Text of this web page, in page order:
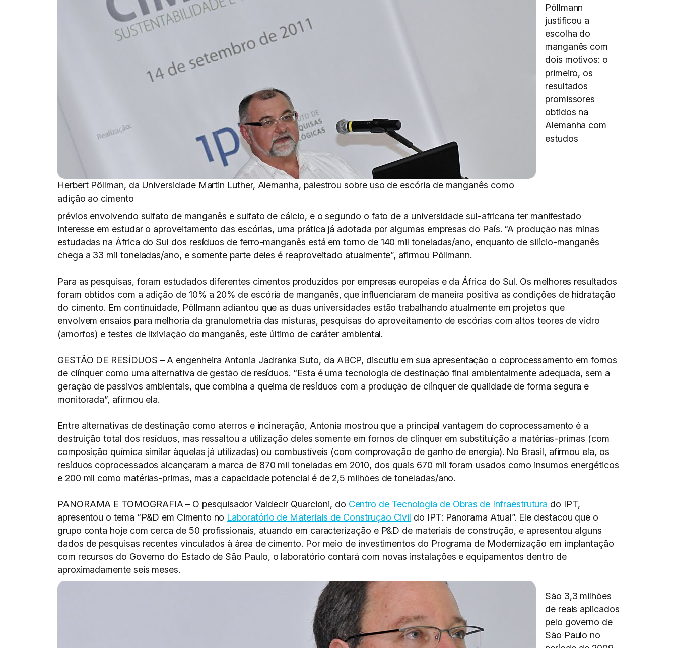
Herbert Pöllman, da Universidade Martin Luther, Alemanha, palestrou sobre uso de escória de manganês como
adição ao cimento
Pöllmann
justificou a
escolha do
manganês com
dois motivos: o
primeiro, os
resultados
promissores
obtidos na
Alemanha com
estudos
prévios envolvendo sulfato de manganês e sulfato de cálcio, e o segundo o fato de a universidade sul-africana ter manifestado
interesse em estudar o aproveitamento das escórias, uma prática já adotada por algumas empresas do País. “A produção nas minas
estudadas na África do Sul dos resíduos de ferro-manganês está em torno de 140 mil toneladas/ano, enquanto de silício-manganês
chega a 33 mil toneladas/ano, e somente parte deles é reaproveitado atualmente”, afirmou Pöllmann.
Para as pesquisas, foram estudados diferentes cimentos produzidos por empresas europeias e da África do Sul. Os melhores resultados
foram obtidos com a adição de 10% a 20% de escória de manganês, que influenciaram de maneira positiva as condições de hidratação
do cimento. Em continuidade, Pöllmann adiantou que as duas universidades estão trabalhando atualmente em projetos que
envolvem ensaios para melhoria da granulometria das misturas, pesquisas do aproveitamento de escórias com altos teores de vidro
(amorfos) e testes de lixiviação do manganês, este último de caráter ambiental.
GESTÃO DE RESÍDUOS – A engenheira Antonia Jadranka Suto, da ABCP, discutiu em sua apresentação o coprocessamento em fornos
de clínquer como uma alternativa de gestão de resíduos. “Esta é uma tecnologia de destinação final ambientalmente adequada, sem a
geração de passivos ambientais, que combina a queima de resíduos com a produção de clínquer de qualidade de forma segura e
monitorada”, afirmou ela.
Entre alternativas de destinação como aterros e incineração, Antonia mostrou que a principal vantagem do coprocessamento é a
destruição total dos resíduos, mas ressaltou a utilização deles somente em fornos de clínquer em substituição a matérias-primas (com
composição química similar àquelas já utilizadas) ou combustíveis (com comprovação de ganho de energia). No Brasil, afirmou ela, os
resíduos coprocessados alcançaram a marca de 870 mil toneladas em 2010, dos quais 670 mil foram usados como insumos energéticos
e 200 mil como matérias-primas, mas a capacidade potencial é de 2,5 milhões de toneladas/ano.
PANORAMA E TOMOGRAFIA – O pesquisador Valdecir Quarcioni, do Centro de Tecnologia de Obras de Infraestrutura do IPT,
apresentou o tema “P&D em Cimento no Laboratório de Materiais de Construção Civil do IPT: Panorama Atual”. Ele destacou que o
grupo conta hoje com cerca de 50 profissionais, atuando em caracterização e P&D de materiais de construção, e apresentou alguns
dados de pesquisas recentes vinculados à área de cimento. Por meio de investimentos do Programa de Modernização em implantação
com recursos do Governo do Estado de São Paulo, o laboratório contará com novas instalações e equipamentos dentro de
aproximadamente seis meses.
São 3,3 milhões
de reais aplicados
pelo governo de
São Paulo no